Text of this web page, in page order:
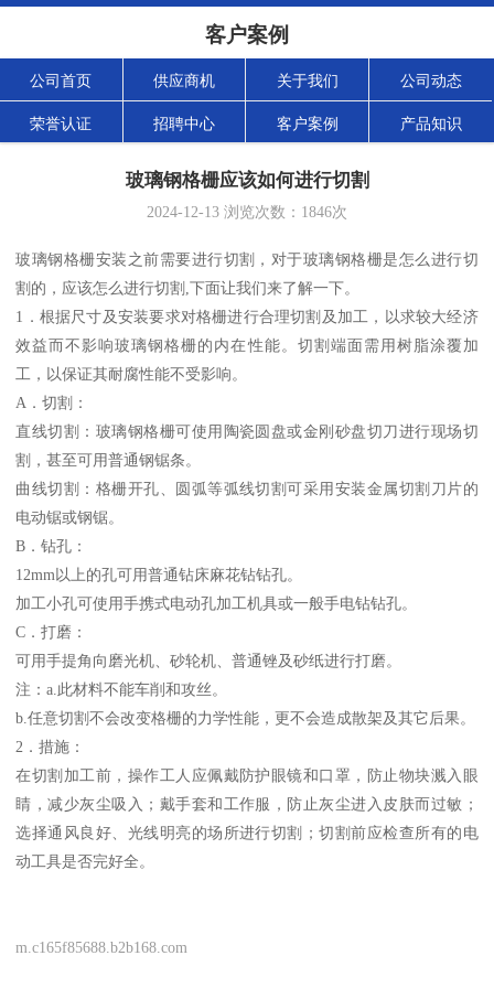
客户案例
公司首页 供应商机 关于我们 公司动态
荣誉认证 招聘中心 客户案例 产品知识
玻璃钢格栅应该如何进行切割
2024-12-13 浏览次数： 1846次
玻璃钢格栅安装之前需要进行切割，对于玻璃钢格栅是怎么进行切
割的，应该怎么进行切割,下面让我们来了解一下。
1．根据尺寸及安装要求对格栅进行合理切割及加工，以求较大经济
效益而不影响玻璃钢格栅的内在性能。切割端面需用树脂涂覆加
工，以保证其耐腐性能不受影响。
A．切割：
直线切割：玻璃钢格栅可使用陶瓷圆盘或金刚砂盘切刀进行现场切
割，甚至可用普通钢锯条。
曲线切割：格栅开孔、圆弧等弧线切割可采用安装金属切割刀片的
电动锯或钢锯。
B．钻孔：
12mm以上的孔可用普通钻床麻花钻钻孔。
加工小孔可使用手携式电动孔加工机具或一般手电钻钻孔。
C．打磨：
可用手提角向磨光机、砂轮机、普通锉及砂纸进行打磨。
注：a.此材料不能车削和攻丝。
b.任意切割不会改变格栅的力学性能，更不会造成散架及其它后果。
2．措施：
在切割加工前，操作工人应佩戴防护眼镜和口罩，防止物块溅入眼
睛，减少灰尘吸入；戴手套和工作服，防止灰尘进入皮肤而过敏；
选择通风良好、光线明亮的场所进行切割；切割前应检查所有的电
动工具是否完好全。
m.c165f85688.b2b168.com